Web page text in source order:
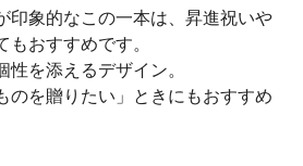
印象的なこの一本は、昇進祝いや
おすすめです。
を添えるデザイン。
のを贈りたい」ときにもおすすめ